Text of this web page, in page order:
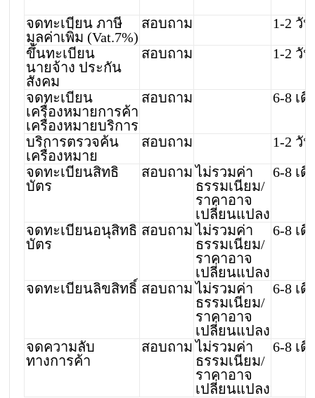
จดทะเบียน ภาษี
มูลค่าเพิ่ม (Vat.7%)
สอบถาม
1-2 วัน
ขึ้นทะเบียน
นายจ้าง ประกัน
สังคม
สอบถาม 1-2 วัน
จดทะเบียน
เครื่องหมายการค้า
เครื่องหมายบริการ
สอบถาม 6-8 เ
บริการตรวจค้น
เครื่องหมาย
สอบถาม
1-2 วัน
จดทะเบียนสิทธิ
บัตร
สอบถาม ไม่รวมค่า
ธรรมเนียม/
ราคาอาจ
เปลี่ยนแปลง
6-8 เ
จดทะเบียนอนุสิทธิ
บัตร
สอบถาม ไม่รวมค่า
ธรรมเนียม/
ราคาอาจ
เปลี่ยนแปลง
6-8 เ
จดทะเบียนลิขสิทธิ์ สอบถาม ไม่รวมค่า
ธรรมเนียม/
ราคาอาจ
เปลี่ยนแปลง
6-8 เ
จดความลับ
ทางการค้า
สอบถาม ไม่รวมค่า
ธรรมเนียม/
ราคาอาจ
เปลี่ยนแปลง
6-8 เ